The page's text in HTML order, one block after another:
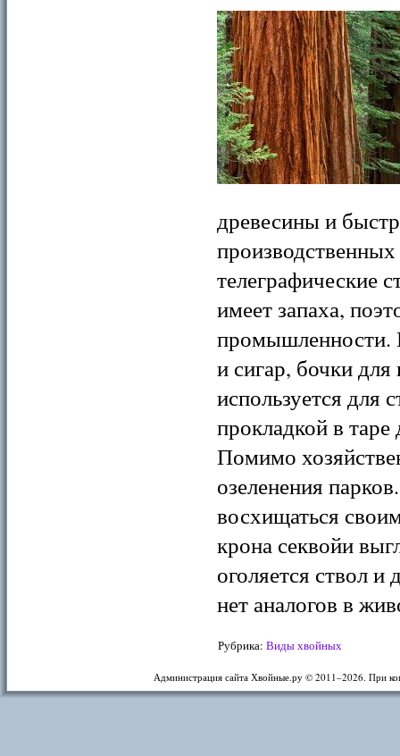
древесины и
телеграфические
имеет запаха,
промышленности.
и сигар, бочки
используется для
прокладкой в
Помимо
озеленения
восхищаться
крона секвойи
оголяется ствол
нет аналогов в
Рубрика: Виды хвойных
Администрация сайта Хвойные.ру © 2011–2026. При